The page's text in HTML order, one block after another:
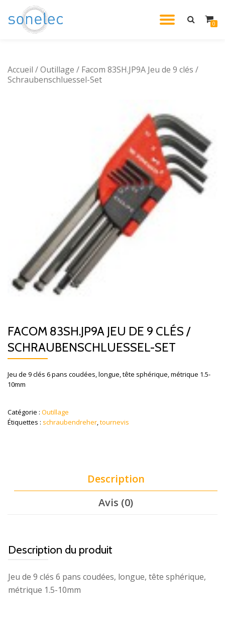
Aller
0
Accueil /Outillage / Facom 83SH.JP9A Jeu de 9 clés /
Schraubenschluessel-Set
FACOM 83SH.JP9A JEU DE 9 CLÉS /
SCHRAUBENSCHLUESSEL-SET
Jeu de 9 clés 6 pans coudées, longue, tête sphérique, métrique 1.5-
10mm
Catégorie : Outillage
Étiquettes : schraubendreher,tournevis
Description
Avis (0)
Description du produit
Jeu de 9 clés 6 pans coudées, longue, tête sphérique,
métrique 1.5-10mm